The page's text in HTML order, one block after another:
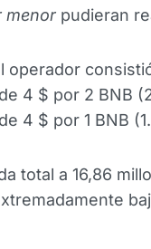
menor pudieran
operador
4 $ por 2 BNB
4 $ por 1 BNB
total a 16,86